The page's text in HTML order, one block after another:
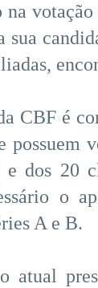
na
sua
CBF é
possuem
e dos 20
o
A e B.
atual